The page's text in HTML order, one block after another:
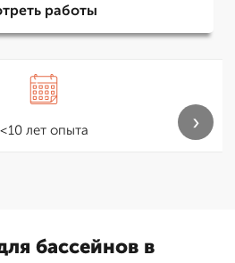
работы
<10 лет опыта ›
бассейнов в